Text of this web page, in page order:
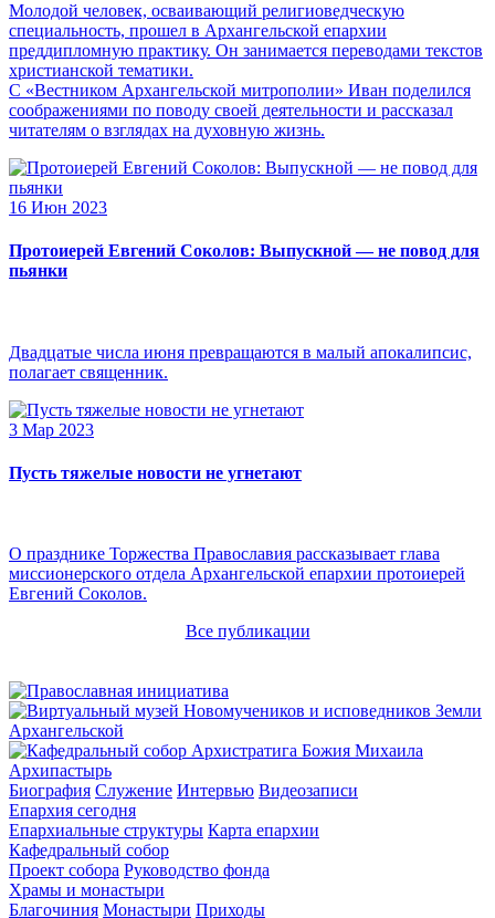
Молодой человек, осваивающий религиоведческую
специальность, прошел в Архангельской епархии
преддипломную практику. Он занимается переводами текстов
христианской тематики.
С «Вестником Архангельской митрополии» Иван поделился
соображениями по поводу своей деятельности и рассказал
читателям о взглядах на духовную жизнь.
16 Июн 2023
Протоиерей Евгений Соколов: Выпускной — не повод для
пьянки
Двадцатые числа июня превращаются в малый апокалипсис,
полагает священник.
3 Мар 2023
Пусть тяжелые новости не угнетают
О празднике Торжества Православия рассказывает глава
миссионерского отдела Архангельской епархии протоиерей
Евгений Соколов.
Все публикации
Архипастырь
Биография Служение Интервью Видеозаписи
Епархия сегодня
Епархиальные структуры Карта епархии
Кафедральный собор
Проект собора Руководство фонда
Храмы и монастыри
Благочиния Монастыри Приходы